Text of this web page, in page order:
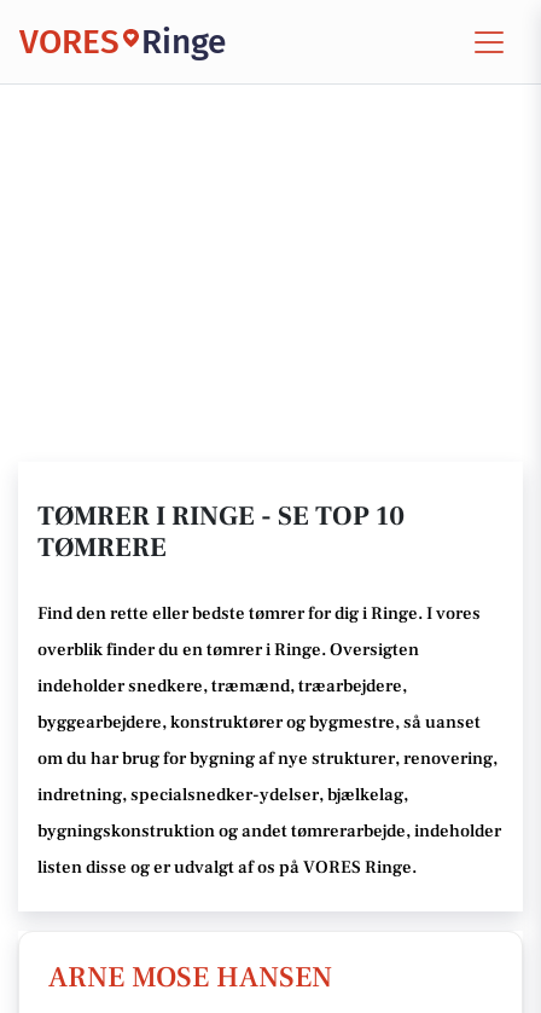
VORES Ringe
TØMRER I RINGE - SE TOP 10
TØMRERE
Find den rette eller bedste tømrerfor dig i Ringe. I vores
overblik finder du en tømrer i Ringe.Oversigten
indeholder snedkere, træmænd, træarbejdere,
byggearbejdere, konstruktører og bygmestre,så uanset
om du har brug for bygning af nye strukturer, renovering,
indretning, specialsnedker-ydelser, bjælkelag,
bygningskonstruktion og andet tømrerarbejde, indeholder
listen disse og er udvalgt af os på VORES Ringe.
ARNE MOSE HANSEN